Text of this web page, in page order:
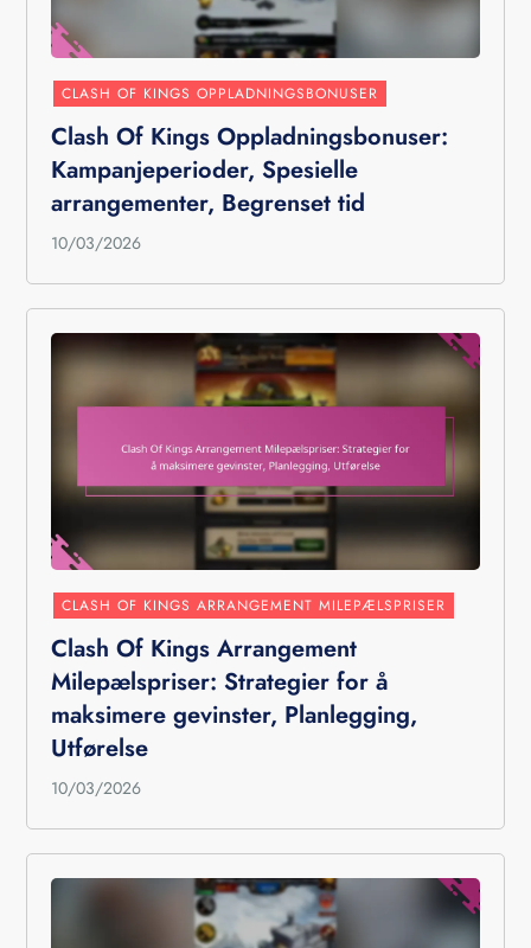
CLASH OF KINGS OPPLADNINGSBONUSER
Clash Of Kings Oppladningsbonuser:
Kampanjeperioder, Spesielle
arrangementer, Begrenset tid
10/03/2026
CLASH OF KINGS ARRANGEMENT MILEPÆLSPRISER
Clash Of Kings Arrangement
Milepælspriser: Strategier for å
maksimere gevinster, Planlegging,
Utførelse
10/03/2026